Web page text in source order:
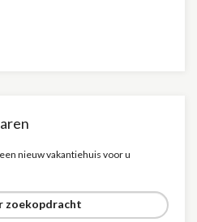
nieuw vakantiehuis voor u
zoekopdracht